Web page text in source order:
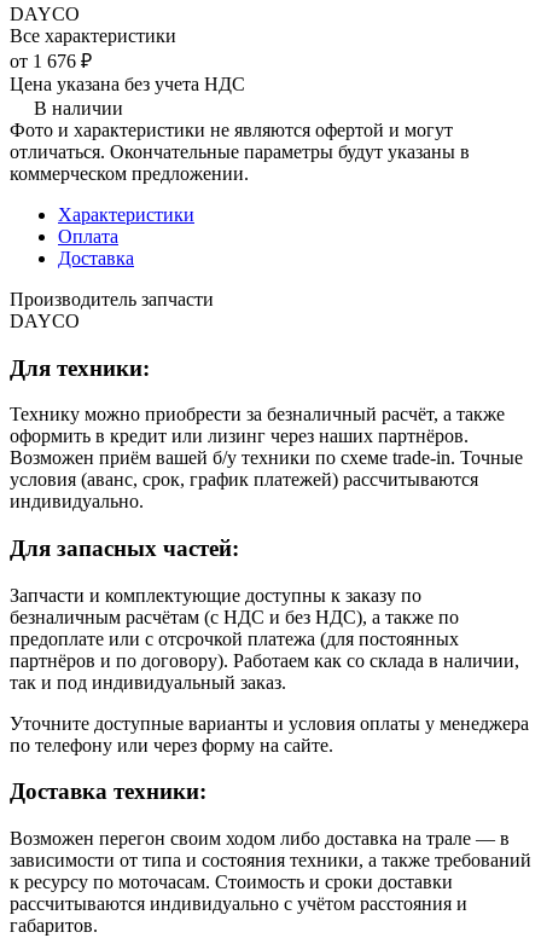
DAYCO
Все характеристики
от 1 676 ₽
Цена указана без учета НДС
В наличии
Фото и характеристики не являются офертой и могут
отличаться. Окончательные параметры будут указаны в
коммерческом предложении.
Характеристики
Оплата
Доставка
Производитель запчасти
DAYCO
Для техники:
Технику можно приобрести за безналичный расчёт, а также
оформить в кредит или лизинг через наших партнёров.
Возможен приём вашей б/у техники по схеме trade-in. Точные
условия (аванс, срок, график платежей) рассчитываются
индивидуально.
Для запасных частей:
Запчасти и комплектующие доступны к заказу по
безналичным расчётам (с НДС и без НДС), а также по
предоплате или с отсрочкой платежа (для постоянных
партнёров и по договору). Работаем как со склада в наличии,
так и под индивидуальный заказ.
Уточните доступные варианты и условия оплаты у менеджера
по телефону или через форму на сайте.
Доставка техники:
Возможен перегон своим ходом либо доставка на трале — в
зависимости от типа и состояния техники, а также требований
к ресурсу по моточасам. Стоимость и сроки доставки
рассчитываются индивидуально с учётом расстояния и
габаритов.